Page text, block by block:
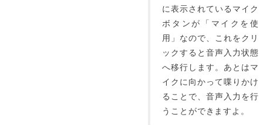
に表示されているマイク
ボタンが「マイクを使
用」なので、これをクリ
ックすると音声入力状態
へ移行します。あとはマ
イクに向かって喋りかけ
ることで、音声入力を行
うことができますよ。